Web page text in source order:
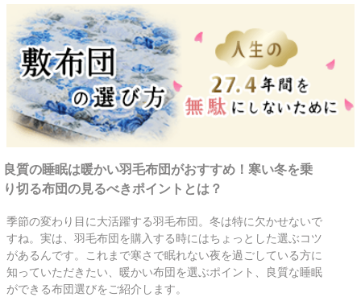
良質の睡眠は暖かい羽毛布団がおすすめ！寒い冬を乗
り切る布団の見るべきポイントとは？
季節の変わり目に大活躍する羽毛布団。冬は特に欠かせないで
すね。実は、羽毛布団を購入する時にはちょっとした選ぶコツ
があるんです。これまで寒さで眠れない夜を過ごしている方に
知っていただきたい、暖かい布団を選ぶポイント、良質な睡眠
ができる布団選びをご紹介します。